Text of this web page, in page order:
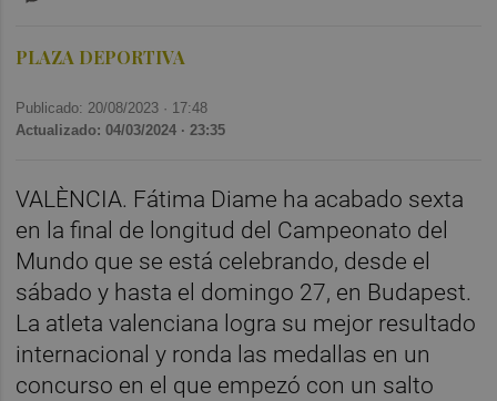
PLAZA DEPORTIVA
Publicado: 20/08/2023 · 17:48
Actualizado: 04/03/2024 · 23:35
VALÈNCIA. Fátima Diame ha acabado sexta
en la final de longitud del Campeonato del
Mundo que se está celebrando, desde el
sábado y hasta el domingo 27, en Budapest.
La atleta valenciana logra su mejor resultado
internacional y ronda las medallas en un
concurso en el que empezó con un salto